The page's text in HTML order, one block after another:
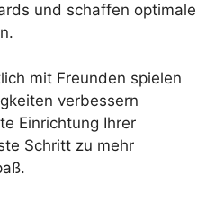
und schaffen optimale
mit Freunden spielen
verbessern
Einrichtung Ihrer
Schritt zu mehr